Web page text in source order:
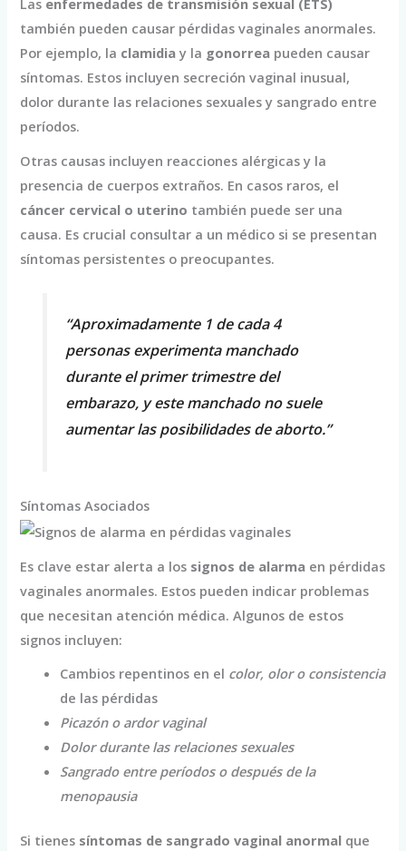
también pueden causar pérdidas vaginales anormales.
Por ejemplo, la clamidia y la gonorrea pueden causar
síntomas. Estos incluyen secreción vaginal inusual,
dolor durante las relaciones sexuales y sangrado entre
períodos.
Otras causas incluyen reacciones alérgicas y la
presencia de cuerpos extraños. En casos raros, el
cáncer cervical o uterino también puede ser una
causa. Es crucial consultar a un médico si se presentan
síntomas persistentes o preocupantes.
“Aproximadamente 1 de cada 4
personas experimenta manchado
durante el primer trimestre del
embarazo, y este manchado no suele
aumentar las posibilidades de aborto.”
Síntomas Asociados
Es clave estar alerta a los signos de alarma en pérdidas
vaginales anormales. Estos pueden indicar problemas
que necesitan atención médica. Algunos de estos
signos incluyen:
Cambios repentinos en el color, olor o consistencia
de las pérdidas
Picazón o ardor vaginal
Dolor durante las relaciones sexuales
Sangrado entre períodos o después de la
menopausia
Si tienes síntomas de sangrado vaginal anormal que